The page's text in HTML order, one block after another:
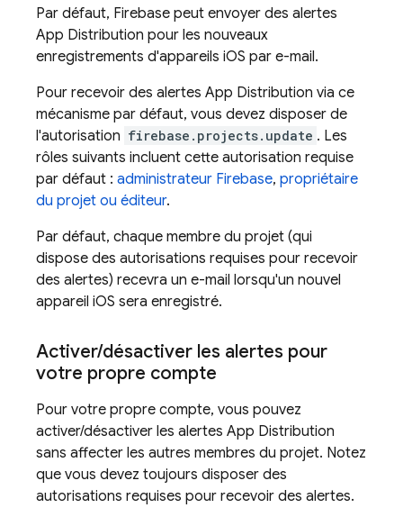
Par défaut, Firebase peut envoyer des alertes
App Distribution pour les nouveaux
enregistrements d'appareils iOS par e-mail.
Pour recevoir des alertes App Distribution via ce
mécanisme par défaut, vous devez disposer de
l'autorisation firebase.projects.update . Les
rôles suivants incluent cette autorisation requise
par défaut : administrateur Firebase, propriétaire
du projet ou éditeur.
Par défaut, chaque membre du projet (qui
dispose des autorisations requises pour recevoir
des alertes) recevra un e-mail lorsqu'un nouvel
appareil iOS sera enregistré.
Activer/désactiver les alertes pour
votre propre compte
Pour votre propre compte, vous pouvez
activer/désactiver les alertes App Distribution
sans affecter les autres membres du projet. Notez
que vous devez toujours disposer des
autorisations requises pour recevoir des alertes.